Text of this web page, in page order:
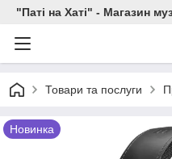
"Паті на Хаті" - Магазин
Товари та послуги
Новинка